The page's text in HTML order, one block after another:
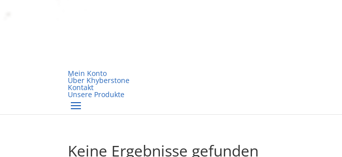
Mein Konto
Über Khyberstone
Kontakt
Unsere Produkte
Keine Ergebnisse gefunden